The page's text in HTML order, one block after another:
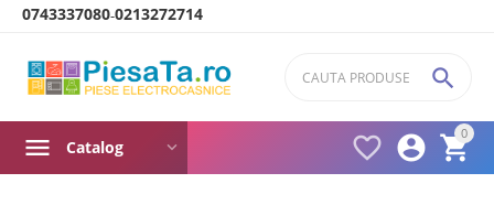
0743337080-0213272714
0




Catalog